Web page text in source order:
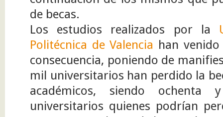
de becas.
Los estudios realizados por la
Politécnica de Valencia han
consecuencia, poniendo de
mil universitarios han perdido la
académicos, siendo ochenta
universitarios quienes podrían